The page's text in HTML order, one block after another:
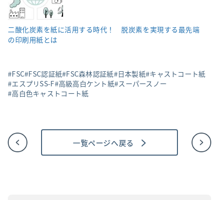
二酸化炭素を紙に活用する時代！ 脱炭素を実現する最先端
の印刷用紙とは
FSC FSC認証紙 FSC森林認証紙 日本製紙 キャストコート紙
エスプリSS-F 高級高白ケント紙 スーパースノー
高白色キャストコート紙
一覧ページへ戻る